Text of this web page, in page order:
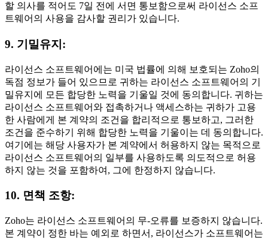
할 의사를 적어도 7일 전에 서면 통보함으로써 라이선스 소프
트웨어의 사용을 감사할 권리가 있습니다.
9. 기밀유지:
라이선스 소프트웨어에는 미국 법률에 의해 보호되는 Zoho의
독점 정보가 들어 있으므로 귀하는 라이선스 소프트웨어의 기
밀유지에 모든 합당한 노력을 기울일 것에 동의합니다. 귀하는
라이선스 소프트웨어와 접촉하거나 액세스하는 귀하가 고용
한 사람에게 본 계약의 조건을 합리적으로 통보하고, 그러한
조건을 준수하기 위해 합당한 노력을 기울이는 데 동의합니다.
여기에는 해당 사용자가 본 계약에서 허용하지 않는 목적으로
라이선스 소프트웨어의 일부를 사용하도록 의도적으로 허용
하지 않는 것을 포함하여, 그에 한정하지 않습니다.
10. 면책 조항:
Zoho는 라이선스 소프트웨어의 무-오류를 보증하지 않습니다.
본 계약이 정한 바는 예외로 하면서, 라이선스가 소프트웨어는